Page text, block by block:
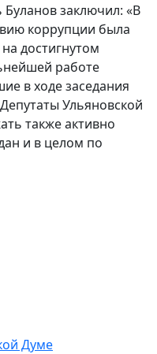
заключил: «В
коррупции была
достигнутом
работе
в ходе заседания
Ульяновской
также активно
и в целом по
Думе